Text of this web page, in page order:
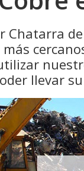
Chatarra
llevar